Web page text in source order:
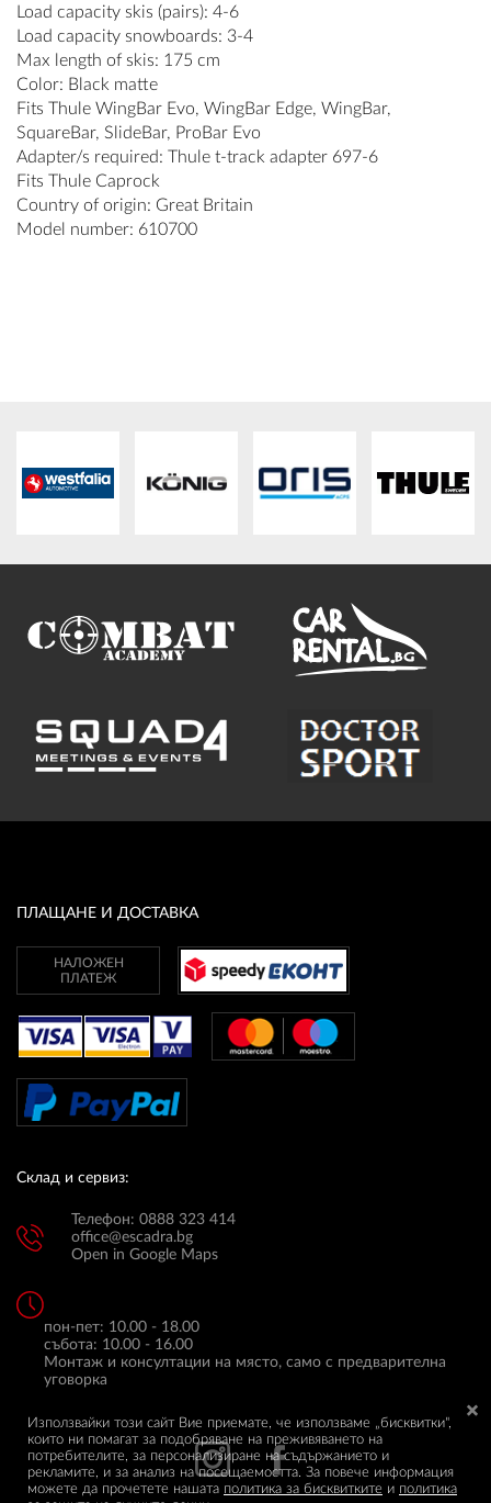
Load capacity skis (pairs): 4-6
Load capacity snowboards: 3-4
Max length of skis: 175 cm
Color: Black matte
Fits Thule WingBar Evo, WingBar Edge, WingBar,
SquareBar, SlideBar, ProBar Evo
Adapter/s required: Thule t-track adapter 697-6
Fits Thule Caprock
Country of origin: Great Britain
Model number: 610700
ПЛАЩАНЕ И ДОСТАВКА
НАЛОЖЕН
ПЛАТЕЖ
Склад и сервиз:
Телефон: 0888 323 414
office@escadra.bg
Open in Google Maps
пон-пет: 10.00 - 18.00
събота: 10.00 - 16.00
Монтаж и консултации на място, само с предварителна
уговорка
Използвайки този сайт Вие приемате, че използваме „бисквитки",
които ни помагат за подобряване на преживяването на
потребителите, за персонализиране на съдържанието и
рекламите, и за анализ на посещаемостта. За повече информация
можете да прочетете нашата политика за бисквитките и политика